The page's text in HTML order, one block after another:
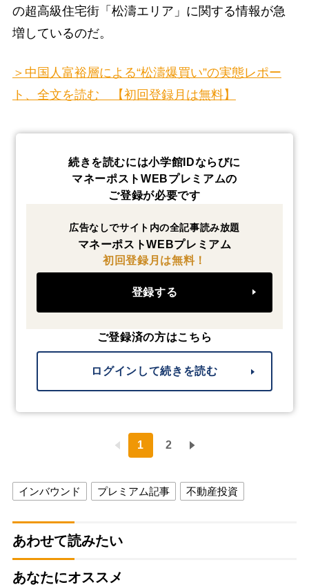
の超高級住宅街「松濤エリア」に関する情報が急
増しているのだ。
＞中国人富裕層による“松濤爆買い”の実態レポー
ト、全文を読む 【初回登録月は無料】
続きを読むには小学館IDならびに
マネーポストWEBプレミアムの
ご登録が必要です
広告なしでサイト内の全記事読み放題
マネーポストWEBプレミアム
初回登録月は無料！
登録する
ご登録済の方はこちら
ログインして続きを読む
1 2
インバウンド プレミアム記事 不動産投資
あわせて読みたい
あなたにオススメ